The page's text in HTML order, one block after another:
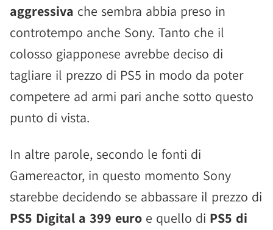
aggressiva che sembra abbia preso in
controtempo anche Sony. Tanto che il
colosso giapponese avrebbe deciso di
tagliare il prezzo di PS5 in modo da poter
competere ad armi pari anche sotto questo
punto di vista.
In altre parole, secondo le fonti di
Gamereactor, in questo momento Sony
starebbe decidendo se abbassare il prezzo di
PS5 Digital a 399 euro e quello di PS5 di